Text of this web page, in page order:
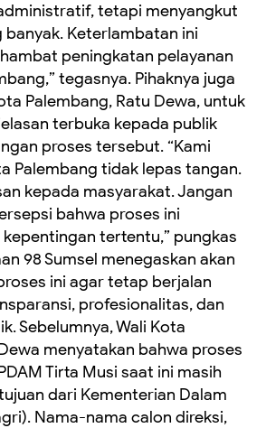
tetapi menyangkut
Keterlambatan ini
peningkatan pelayanan
tegasnya. Pihaknya juga
Palembang, Ratu Dewa, untuk
terbuka kepada publik
proses tersebut. “Kami
Palembang tidak lepas tangan.
kepada masyarakat. Jangan
bahwa proses ini
tertentu,” pungkas
98 Sumsel menegaskan akan
ini agar tetap berjalan
profesionalitas, dan
Sebelumnya, Wali Kota
menyatakan bahwa proses
Tirta Musi saat ini masih
dari Kementerian Dalam
Nama-nama calon direksi,